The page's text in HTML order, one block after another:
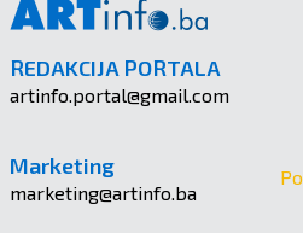
REDAKCIJA PORTALA
artinfo.portal@gmail.com
Marketing
marketing@artinfo.ba